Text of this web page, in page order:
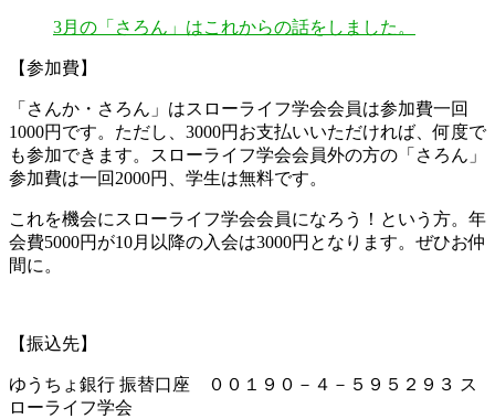
3月の「さろん」はこれからの話をしました。
【参加費】
「さんか・さろん」はスローライフ学会会員は参加費一回
1000円です。ただし、3000円お支払いいただければ、何度で
も参加できます。スローライフ学会会員外の方の「さろん」
参加費は一回2000円、学生は無料です。
これを機会にスローライフ学会会員になろう！という方。年
会費5000円が10月以降の入会は3000円となります。ぜひお仲
間に。
【振込先】
ゆうちょ銀行 振替口座 ００１９０－４－５９５２９３ ス
ローライフ学会